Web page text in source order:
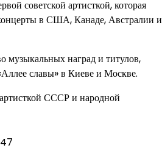
советской артисткой, которая
в США, Канаде, Австралии и
музыкальных наград и титулов,
славы» в Киеве и Москве.
СССР и народной